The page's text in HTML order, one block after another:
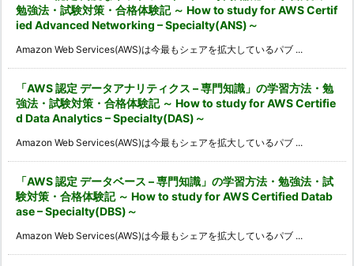
勉強法・試験対策・合格体験記 ～ How to study for AWS Certif
ied Advanced Networking – Specialty(ANS)～
Amazon Web Services(AWS)は今最もシェアを拡大しているパブ ...
「AWS 認定 データアナリティクス – 専門知識」の学習方法・勉
強法・試験対策・合格体験記 ～ How to study for AWS Certifie
d Data Analytics – Specialty(DAS)～
Amazon Web Services(AWS)は今最もシェアを拡大しているパブ ...
「AWS 認定 データベース – 専門知識」の学習方法・勉強法・試
験対策・合格体験記 ～ How to study for AWS Certified Datab
ase – Specialty(DBS)～
Amazon Web Services(AWS)は今最もシェアを拡大しているパブ ...